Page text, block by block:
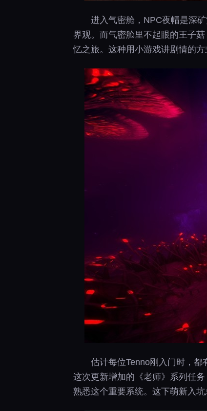
进入气密舱，NPC夜帽是深
界观。而气密舱里不起眼的王子
忆之旅。这种用小游戏讲剧情的方
估计每位Tenno刚入门时，都
这次更新增加的《老师》系列任
熟悉这个重要系统。这下萌新入